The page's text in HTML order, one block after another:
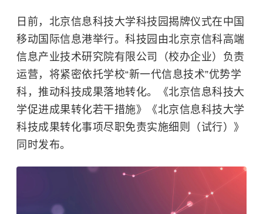
日前，北京信息科技大学科技园揭牌仪式在中国
移动国际信息港举行。科技园由北京京信科高端
信息产业技术研究院有限公司（校办企业）负责
运营，将紧密依托学校“新一代信息技术”优势学
科，推动科技成果落地转化。《北京信息科技大
学促进成果转化若干措施》《北京信息科技大学
科技成果转化事项尽职免责实施细则（试行）》
同时发布。